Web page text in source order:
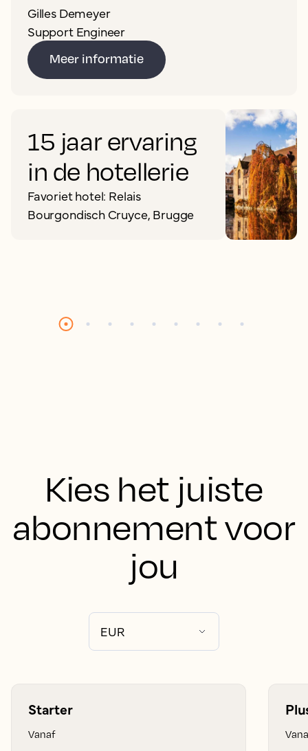
Gilles Demeyer
Support Engineer
Meer informatie
15 jaar ervaring
in de hotellerie
Favoriet hotel: Relais
Bourgondisch Cruyce, Brugge
Kies het juiste
abonnement voor
jou
Starter
Vanaf